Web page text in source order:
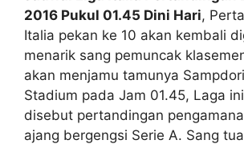
2016 Pukul 01.45 Dini Hari,
Italia pekan ke 10 akan kembali
menarik sang pemuncak
akan menjamu tamunya
Stadium pada Jam 01.45, Laga
disebut pertandingan
ajang bergengsi Serie A. Sang